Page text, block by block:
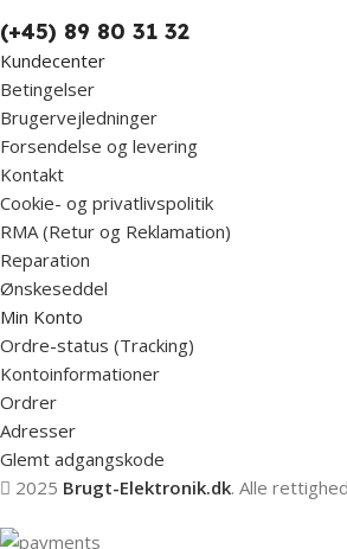
(+45) 89 80 31 32
Kundecenter
Betingelser
Brugervejledninger
Forsendelse og levering
Kontakt
Cookie- og privatlivspolitik
RMA (Retur og Reklamation)
Reparation
Ønskeseddel
Min Konto
Ordre-status (Tracking)
Kontoinformationer
Ordrer
Adresser
Glemt adgangskode
2025 Brugt-Elektronik.dk. Alle